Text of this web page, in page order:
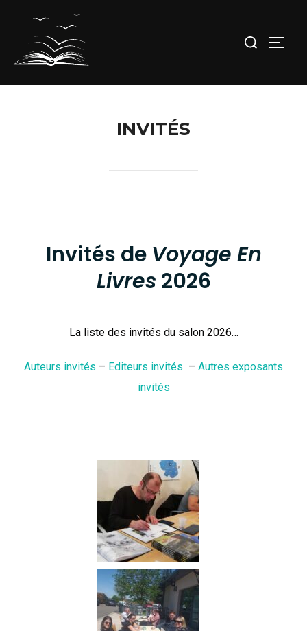
INVITÉS
Invités de Voyage En
Livres 2026
La liste des invités du salon 2026…
Auteurs invités – Editeurs invités – Autres exposants
invités